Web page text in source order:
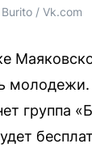
/ Vk.com
группа